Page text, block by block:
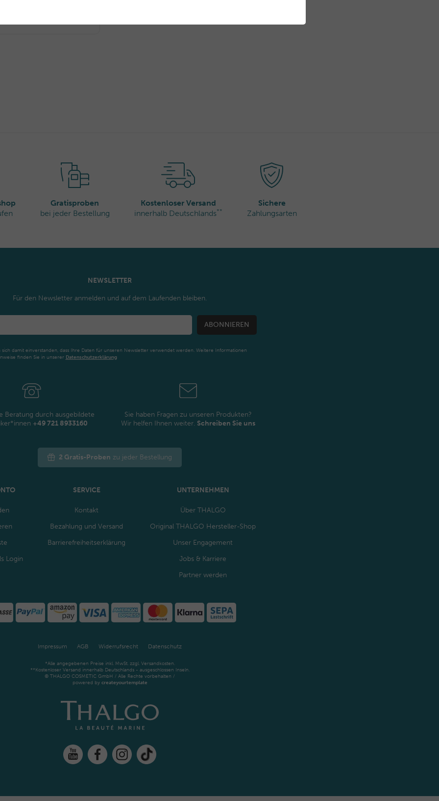
Glycol
(Fragrance),
Bakuchiol,
Gratisproben
bei jeder Bestellung
Kostenloser Versand
innerhalb Deutschlands**
Sichere
Zahlungsarten
NEWSLETTER
Für den Newsletter anmelden und auf dem Laufenden bleiben.
ABONNIEREN
sich damit einverstanden, dass Ihre Daten für unseren Newsletter verwendet werden. Weitere Informationen
finden Sie in unserer Daten­schutz­erklärung
Beratung durch ausgebildete
+49 721 8933160
Sie haben Fragen zu unseren Produkten?
Wir helfen Ihnen weiter. Schreiben Sie uns
2 Gratis-Proben zu jeder Bestellung
Login
SERVICE
Kontakt
Bezahlung und Versand
Barrierefreiheitserklärung
UNTERNEHMEN
Über THALGO
Original THALGO Hersteller-Shop
Unser Engagement
Jobs & Karriere
Partner werden
Impressum AGB Widerrufsrecht Datenschutz
*Alle angegebenen Preise inkl. MwSt. zzgl. Versandkosten.
**Kostenloser Versand innerhalb Deutschlands - ausgeschlossen Inseln.
© THALGO COSMETIC GmbH / Alle Rechte vorbehalten /
powered by createyourtemplate